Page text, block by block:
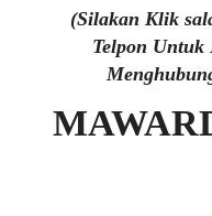
(Silakan Klik
Telpon Untuk